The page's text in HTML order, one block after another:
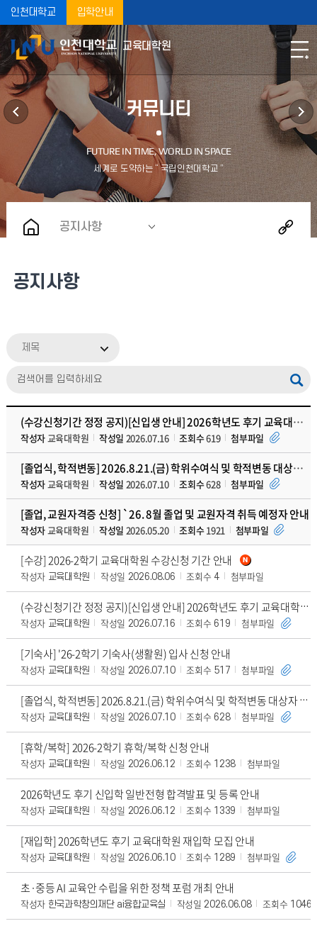
인천대학교 입학안내
교육대학원
커뮤니티
공지사항
공지사항
제목
(수강신청기간 정정 공지)[신입생 안내] 2026학년도 후기 교육대학원 신입생 생활안내
작성자교육대학원 작성일 2026.07.16 조회수619 첨부파일
[졸업식, 학적변동] 2026.8.21.(금) 학위수여식 및 학적변동 대상자 안내
작성자교육대학원 작성일 2026.07.10 조회수628 첨부파일
[졸업, 교원자격증 신청] `26. 8월 졸업 및 교원자격 취득 예정자 안내
작성자교육대학원 작성일 2026.05.20 조회수1921 첨부파일
[수강] 2026-2학기 교육대학원 수강신청 기간 안내
작성자 교육대학원 작성일 2026.08.06 조회수 4 첨부파일
(수강신청기간 정정 공지)[신입생 안내] 2026학년도 후기 교육대학원 신입생 생활안내
작성자 교육대학원 작성일 2026.07.16 조회수 619 첨부파일
[기숙사] '26-2학기 기숙사(생활원) 입사 신청 안내
작성자 교육대학원 작성일 2026.07.10 조회수 517 첨부파일
[졸업식, 학적변동] 2026.8.21.(금) 학위수여식 및 학적변동 대상자 안내
작성자 교육대학원 작성일 2026.07.10 조회수 628 첨부파일
[휴학/복학] 2026-2학기 휴학/복학 신청 안내
작성자 교육대학원 작성일 2026.06.12 조회수 1238 첨부파일
2026학년도 후기 신입학 일반전형 합격발표 및 등록 안내
작성자 교육대학원 작성일 2026.06.12 조회수 1339 첨부파일
[재입학] 2026학년도 후기 교육대학원 재입학 모집 안내
작성자 교육대학원 작성일 2026.06.10 조회수 1289 첨부파일
초·중등 AI 교육안 수립을 위한 정책 포럼 개최 안내
작성자 한국과학창의재단 ai융합교육실 작성일 2026.06.08 조회수 1046